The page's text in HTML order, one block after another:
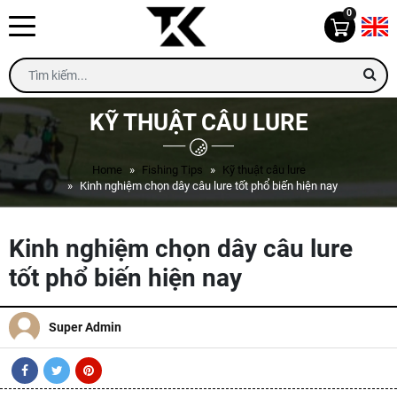
0
KỸ THUẬT CÂU LURE
Home Fishing Tips
Kỹ thuật câu lure
Kinh nghiệm chọn dây câu lure tốt phổ biến hiện nay
Kinh nghiệm chọn dây câu lure
tốt phổ biến hiện nay
Super Admin